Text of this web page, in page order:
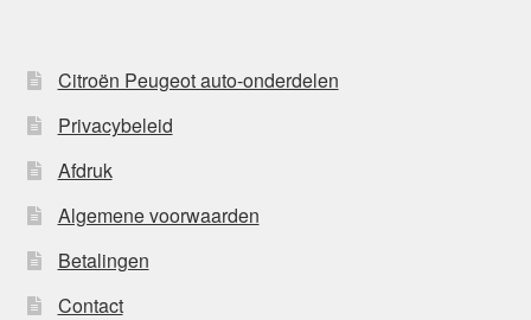
Citroën Peugeot auto-onderdelen
Privacybeleid
Afdruk
Algemene voorwaarden
Betalingen
Contact